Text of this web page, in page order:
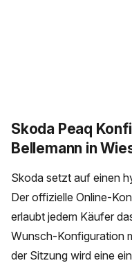
Skoda Peaq
Bellemann in
Skoda setzt auf einen
Der offizielle Online-
erlaubt jedem Käufer
Wunsch-Konfiguration
der Sitzung wird eine